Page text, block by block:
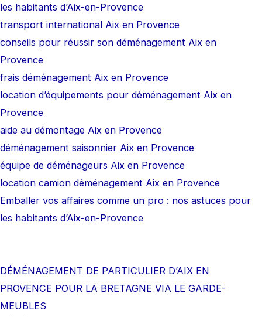
les habitants d’Aix-en-Provence
transport international Aix en Provence
conseils pour réussir son déménagement Aix en
Provence
frais déménagement Aix en Provence
location d’équipements pour déménagement Aix en
Provence
aide au démontage Aix en Provence
déménagement saisonnier Aix en Provence
équipe de déménageurs Aix en Provence
location camion déménagement Aix en Provence
Emballer vos affaires comme un pro : nos astuces pour
les habitants d’Aix-en-Provence
DÉMÉNAGEMENT DE PARTICULIER D’AIX EN
PROVENCE POUR LA BRETAGNE VIA LE GARDE-
MEUBLES